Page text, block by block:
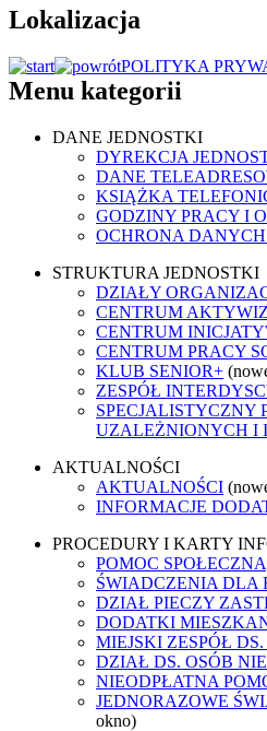
Lokalizacja
POLITYKA
Menu kategorii
DANE JEDNOSTKI
DYREKCJA
DANE
KSIĄŻKA
GODZINY PRACY I
OCHRONA
STRUKTURA JEDNOSTKI
DZIAŁY
CENTRUM
CENTRUM
CENTRUM PRACY
KLUB SENIOR+
ZESPÓŁ
SPECJALISTYCZNY
UZALEŻNIONYCH I
AKTUALNOŚCI
AKTUALNOŚCI
INFORMACJE
PROCEDURY I KARTY
POMOC SPOŁECZNA
ŚWIADCZENIA DLA
DZIAŁ PIECZY
DODATKI
MIEJSKI ZESPÓŁ
DZIAŁ DS. OSÓB
NIEODPŁATNA
JEDNORAZOWE
okno)